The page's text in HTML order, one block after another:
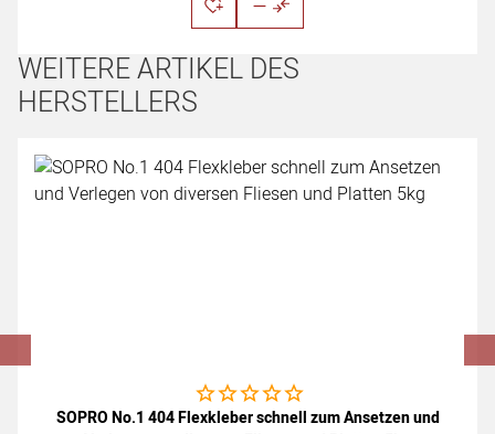
WEITERE ARTIKEL DES
HERSTELLERS
Artikel überspringen
Noch keine Bewertungen abgegeben
SOPRO No.1 404 Flexkleber schnell zum Ansetzen und